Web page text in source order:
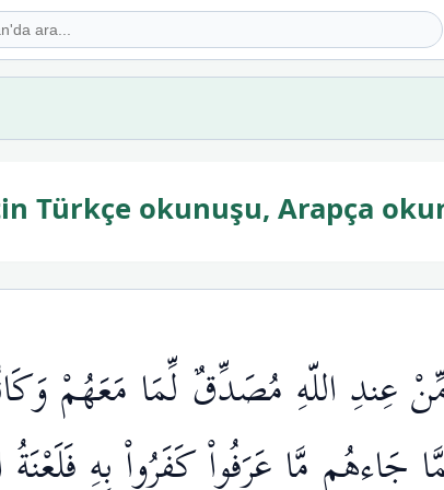
Türkçe okunuşu, Arapça
عِندِ اللّهِ مُصَدِّقٌ لِّمَا مَعَهُمْ
جَاءهُم مَّا عَرَفُواْ كَفَرُواْ بِهِ فَلَعْنَةُ